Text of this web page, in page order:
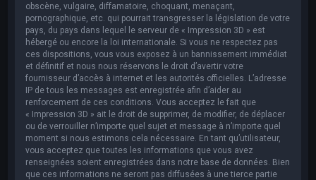
obscène, vulgaire, diffamatoire, choquant, menaçant,
pornographique, etc. qui pourrait transgresser la législation de votre
pays, du pays dans lequel le serveur de « Impression 3D » est
hébergé ou encore la loi internationale. Si vous ne respectez pas
ces dispositions, vous vous exposez à un bannissement immédiat
et définitif et nous nous réservons le droit d’avertir votre
fournisseur d’accès à internet et les autorités officielles. L’adresse
IP de tous les messages est enregistrée afin d’aider au
renforcement de ces conditions. Vous acceptez le fait que
« Impression 3D » ait le droit de supprimer, de modifier, de déplacer
ou de verrouiller n’importe quel sujet et message à n’importe quel
moment si nous estimons cela nécessaire. En tant qu’utilisateur,
vous acceptez que toutes les informations que vous avez
renseignées soient enregistrées dans notre base de données. Bien
que ces informations ne seront pas diffusées à une tierce partie